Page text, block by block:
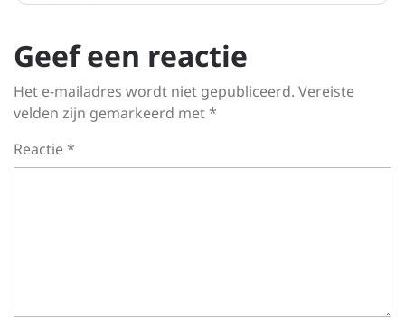
Geef een reactie
Het e-mailadres wordt niet gepubliceerd. Vereiste
velden zijn gemarkeerd met*
Reactie*